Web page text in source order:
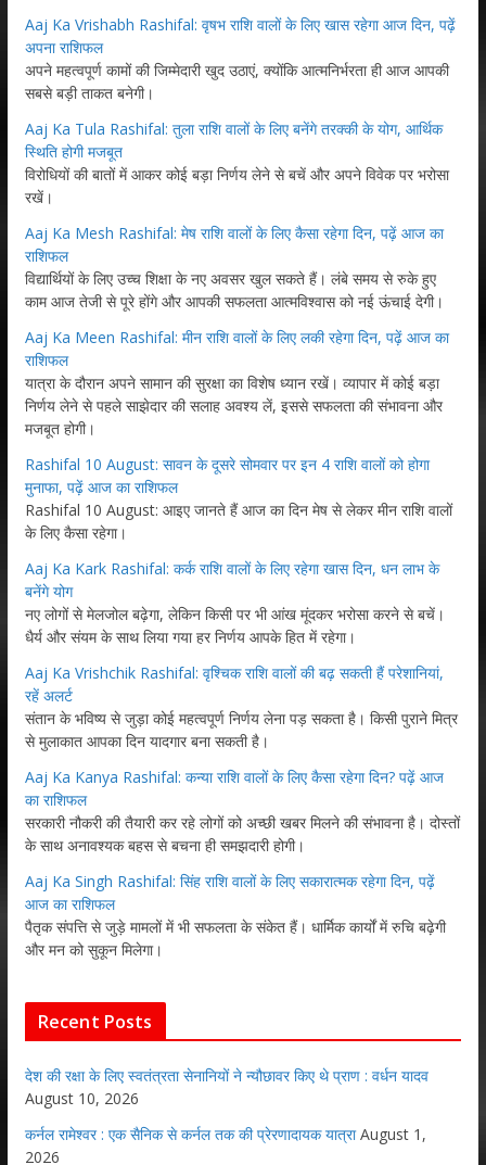
Aaj Ka Vrishabh Rashifal: वृषभ राशि वालों के लिए खास रहेगा आज दिन, पढ़ें
अपना राशिफल
अपने महत्वपूर्ण कामों की जिम्मेदारी खुद उठाएं, क्योंकि आत्मनिर्भरता ही आज आपकी
सबसे बड़ी ताकत बनेगी।
Aaj Ka Tula Rashifal: तुला राशि वालों के लिए बनेंगे तरक्की के योग, आर्थिक
स्थिति होगी मजबूत
विरोधियों की बातों में आकर कोई बड़ा निर्णय लेने से बचें और अपने विवेक पर भरोसा
रखें।
Aaj Ka Mesh Rashifal: मेष राशि वालों के लिए कैसा रहेगा दिन, पढ़ें आज का
राशिफल
विद्यार्थियों के लिए उच्च शिक्षा के नए अवसर खुल सकते हैं। लंबे समय से रुके हुए
काम आज तेजी से पूरे होंगे और आपकी सफलता आत्मविश्वास को नई ऊंचाई देगी।
Aaj Ka Meen Rashifal: मीन राशि वालों के लिए लकी रहेगा दिन, पढ़ें आज का
राशिफल
यात्रा के दौरान अपने सामान की सुरक्षा का विशेष ध्यान रखें। व्यापार में कोई बड़ा
निर्णय लेने से पहले साझेदार की सलाह अवश्य लें, इससे सफलता की संभावना और
मजबूत होगी।
Rashifal 10 August: सावन के दूसरे सोमवार पर इन 4 राशि वालों को होगा
मुनाफा, पढ़ें आज का राशिफल
Rashifal 10 August: आइए जानते हैं आज का दिन मेष से लेकर मीन राशि वालों
के लिए कैसा रहेगा।
Aaj Ka Kark Rashifal: कर्क राशि वालों के लिए रहेगा खास दिन, धन लाभ के
बनेंगे योग
नए लोगों से मेलजोल बढ़ेगा, लेकिन किसी पर भी आंख मूंदकर भरोसा करने से बचें।
धैर्य और संयम के साथ लिया गया हर निर्णय आपके हित में रहेगा।
Aaj Ka Vrishchik Rashifal: वृश्चिक राशि वालों की बढ़ सकती हैं परेशानियां,
रहें अलर्ट
संतान के भविष्य से जुड़ा कोई महत्वपूर्ण निर्णय लेना पड़ सकता है। किसी पुराने मित्र
से मुलाकात आपका दिन यादगार बना सकती है।
Aaj Ka Kanya Rashifal: कन्या राशि वालों के लिए कैसा रहेगा दिन? पढ़ें आज
का राशिफल
सरकारी नौकरी की तैयारी कर रहे लोगों को अच्छी खबर मिलने की संभावना है। दोस्तों
के साथ अनावश्यक बहस से बचना ही समझदारी होगी।
Aaj Ka Singh Rashifal: सिंह राशि वालों के लिए सकारात्मक रहेगा दिन, पढ़ें
आज का राशिफल
पैतृक संपत्ति से जुड़े मामलों में भी सफलता के संकेत हैं। धार्मिक कार्यों में रुचि बढ़ेगी
और मन को सुकून मिलेगा।
Recent Posts
देश की रक्षा के लिए स्वतंत्रता सेनानियों ने न्यौछावर किए थे प्राण : वर्धन यादव
August 10, 2026
कर्नल रामेश्वर : एक सैनिक से कर्नल तक की प्रेरणादायक यात्रा August 1,
2026